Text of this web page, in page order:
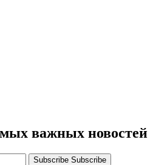
важных новостей
Subscribe Subscribe